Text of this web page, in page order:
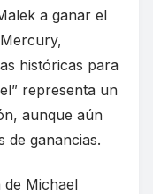
a ganar el
históricas para
representa un
aunque aún
de ganancias.
de Michael